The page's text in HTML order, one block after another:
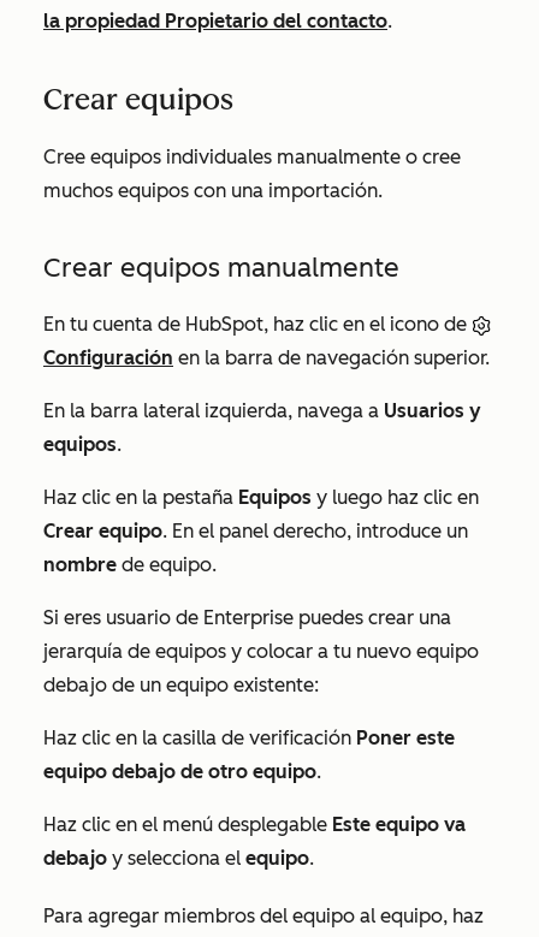
la propiedad Propietario del contacto.
Crear equipos
Cree equipos individuales manualmente o cree
muchos equipos con una importación.
Crear equipos manualmente
En tu cuenta de HubSpot, haz clic en el icono de
Configuración en la barra de navegación superior.
En la barra lateral izquierda, navega a Usuarios y
equipos.
Haz clic en la pestaña Equipos y luego haz clic en
Crear equipo. En el panel derecho, introduce un
nombre de equipo.
Si eres usuario de Enterprise puedes crear una
jerarquía de equipos y colocar a tu nuevo equipo
debajo de un equipo existente:
Haz clic en la casilla de verificación Poner este
equipo debajo de otro equipo.
Haz clic en el menú desplegable Este equipo va
debajo y selecciona el equipo.
Para agregar miembros del equipo al equipo, haz